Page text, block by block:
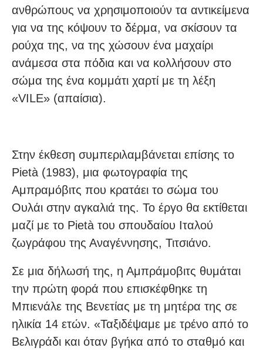
ανθρώπους να χρησιμοποιούν τα αντικείμενα
για να της κόψουν το δέρμα, να σκίσουν τα
ρούχα της, να της χώσουν ένα μαχαίρι
ανάμεσα στα πόδια και να κολλήσουν στο
σώμα της ένα κομμάτι χαρτί με τη λέξη
«VILE» (απαίσια).
Στην έκθεση συμπεριλαμβάνεται επίσης το
Pietà (1983), μια φωτογραφία της
Αμπραμόβιτς που κρατάει το σώμα του
Ουλάι στην αγκαλιά της. Το έργο θα εκτίθεται
μαζί με το Pietà του σπουδαίου Ιταλού
ζωγράφου της Αναγέννησης, Τιτσιάνο.
Σε μια δήλωσή της, η Αμπράμοβιτς θυμάται
την πρώτη φορά που επισκέφθηκε τη
Μπιενάλε της Βενετίας με τη μητέρα της σε
ηλικία 14 ετών. «Ταξιδέψαμε με τρένο από το
Βελιγράδι και όταν βγήκα από το σταθμό και